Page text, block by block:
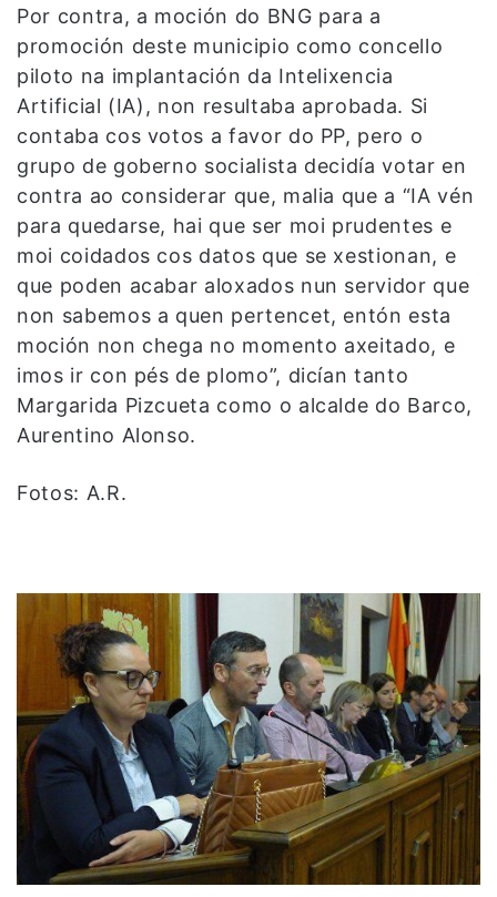
Por contra, a moción do BNG para a
promoción deste municipio como concello
piloto na implantación da Intelixencia
Artificial (IA), non resultaba aprobada. Si
contaba cos votos a favor do PP, pero o
grupo de goberno socialista decidía votar en
contra ao considerar que, malia que a “IA vén
para quedarse, hai que ser moi prudentes e
moi coidados cos datos que se xestionan, e
que poden acabar aloxados nun servidor que
non sabemos a quen pertencet, entón esta
moción non chega no momento axeitado, e
imos ir con pés de plomo”, dicían tanto
Margarida Pizcueta como o alcalde do Barco,
Aurentino Alonso.
Fotos: A.R.